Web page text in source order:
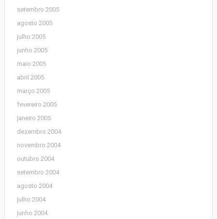
setembro 2005
agosto 2005
julho 2005
junho 2005
maio 2005
abril 2005
março 2005
fevereiro 2005
janeiro 2005
dezembro 2004
novembro 2004
outubro 2004
setembro 2004
agosto 2004
julho 2004
junho 2004